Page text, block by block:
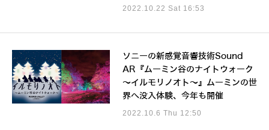
2022.10.22 Sat 16:53
ソニーの新感覚音響技術Sound
AR『ムーミン谷のナイトウォーク
～イルモリノオト～』ムーミンの世
界へ没入体験、今年も開催
2022.10.6 Thu 12:50